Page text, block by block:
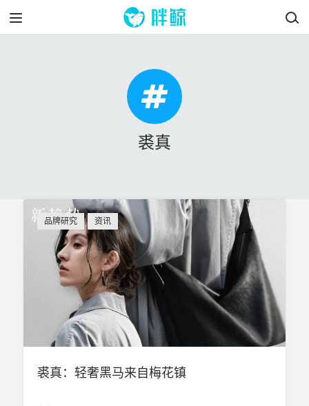
裘真
品牌研究 资讯
裘真：轻奢黑马来自梅花镇